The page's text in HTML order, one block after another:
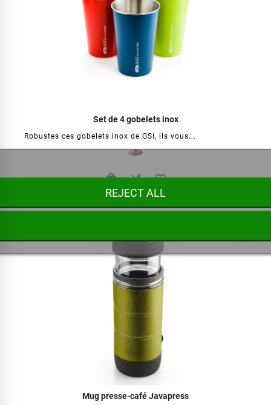
Set de 4 gobelets inox
Robustes ces gobelets inox de GSI, ils vous...
  
Mug presse-café Javapress
favorite_border
REJECT ALL